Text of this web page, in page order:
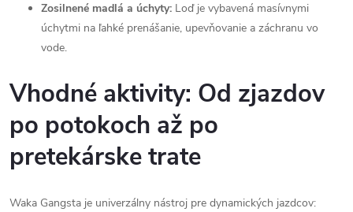
Zosilnené madlá a úchyty: Loď je vybavená masívnymi
úchytmi na ľahké prenášanie, upevňovanie a záchranu vo
vode.
Vhodné aktivity: Od zjazdov
po potokoch až po
pretekárske trate
Waka Gangsta je univerzálny nástroj pre dynamických jazdcov: